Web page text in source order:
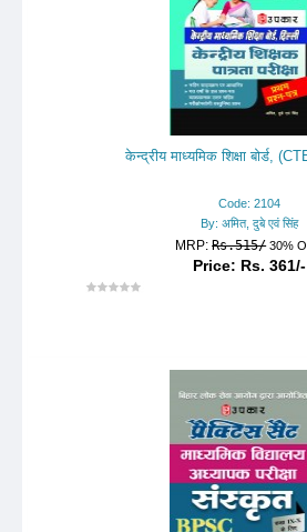
केन्द्रीय माध्यमिक शिक्षा बोर्ड,
Code: 2104
By: अमित, दुबे एवं सिंह
MRP:Rs.515/ 30%
Price: Rs. 361/-